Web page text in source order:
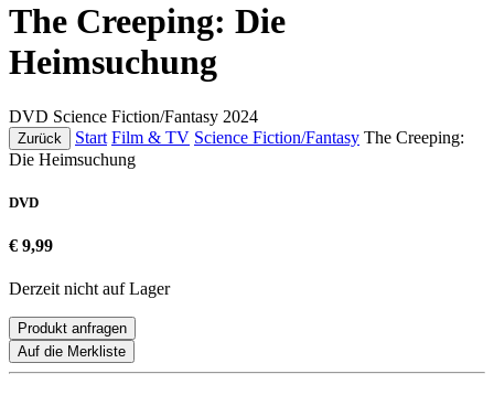
The Creeping: Die
Heimsuchung
DVD Science Fiction/Fantasy 2024
Zurück Start Film & TV Science Fiction/Fantasy The Creeping:
Die Heimsuchung
DVD
€ 9,99
Derzeit nicht auf Lager
Produkt anfragen
Auf die Merkliste